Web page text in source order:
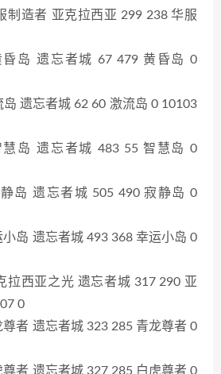
制造者 亚克拉西亚 299 238 华服
岛 遗忘者城 67 479 黄昏岛 0
遗忘者城 62 60 激流岛 0 10103
岛 遗忘者城 483 55 智慧岛 0
岛 遗忘者城 505 490 寂静岛 0
岛 遗忘者城 493 368 幸运小岛 0
拉西亚之光 遗忘者城 317 290 亚
0
者 遗忘者城 323 285 青龙尊者 0
者 遗忘者城 327 285 白虎尊者 0